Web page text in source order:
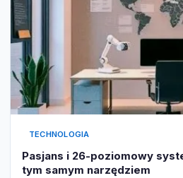
TECHNOLOGIA
Pasjans i 26-poziomowy
tym samym narzędziem